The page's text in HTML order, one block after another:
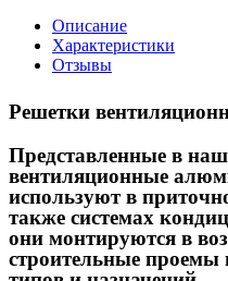
Описание
Характеристики
Отзывы
Решетки
Представленные в
вентиляционные
используют в
также системах
они монтируются в
строительные